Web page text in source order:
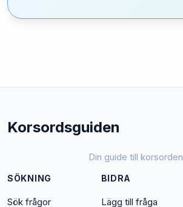
Korsordsguiden
Din guide till korsorden
SÖKNING
Sök frågor
BIDRA
Lägg till fråga